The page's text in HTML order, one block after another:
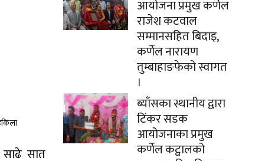
सात
आयोजना प्रमुख कर्णेल
राजेश कटवाल
सम्मानसहित बिदाइ,
कर्णेल नारायण
तुम्बाहाङफेको स्वागत
।
ब्याँसका स्थानीय द्वारा
टिंकर सडक
आयोजनाका प्रमुख
कर्णेल कट्वालको